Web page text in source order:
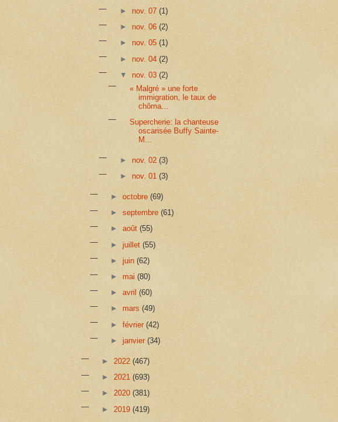
► nov. 07 (1)
► nov. 06 (2)
► nov. 05 (1)
► nov. 04 (2)
▼ nov. 03 (2)
« Malgré » une forte
immigration, le taux de
chôma...
Supercherie: la chanteuse
oscarisée Buffy Sainte-
M...
► nov. 02 (3)
► nov. 01 (3)
►octobre(69)
►septembre(61)
►août(55)
►juillet(55)
►juin(62)
► mai(80)
►avril(60)
► mars(49)
►février(42)
►janvier(34)
► 2022 (467)
► 2021 (693)
► 2020 (381)
► 2019 (419)